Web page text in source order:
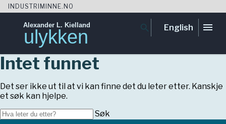
Gå
til
menu
INDUSTRIMINNE.NO
Alexander L. Kielland
ulykken search English
Intet funnet
Det ser ikke ut til at vi kan finne det du leter etter. Kanskje
et søk kan hjelpe.
Søk...
Søk